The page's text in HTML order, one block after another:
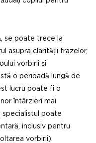
se poate trece la
asupra clarității frazelor,
vorbirii și
o perioadă lungă de
lucru poate fi o
întârzieri mai
specialistul poate
inclusiv pentru
vorbirii).